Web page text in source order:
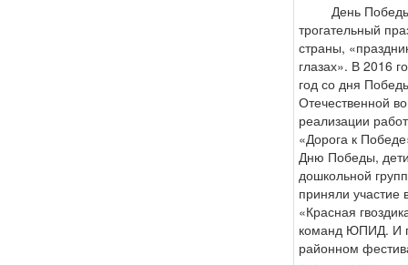
День Победы
трогательный
страны,
глазах». В 2016
год со дня
Отечественной
реализации
«Дорога к
Дню Победы,
дошкольной
приняли участие
«Красная
команд ЮПИД. И
районном